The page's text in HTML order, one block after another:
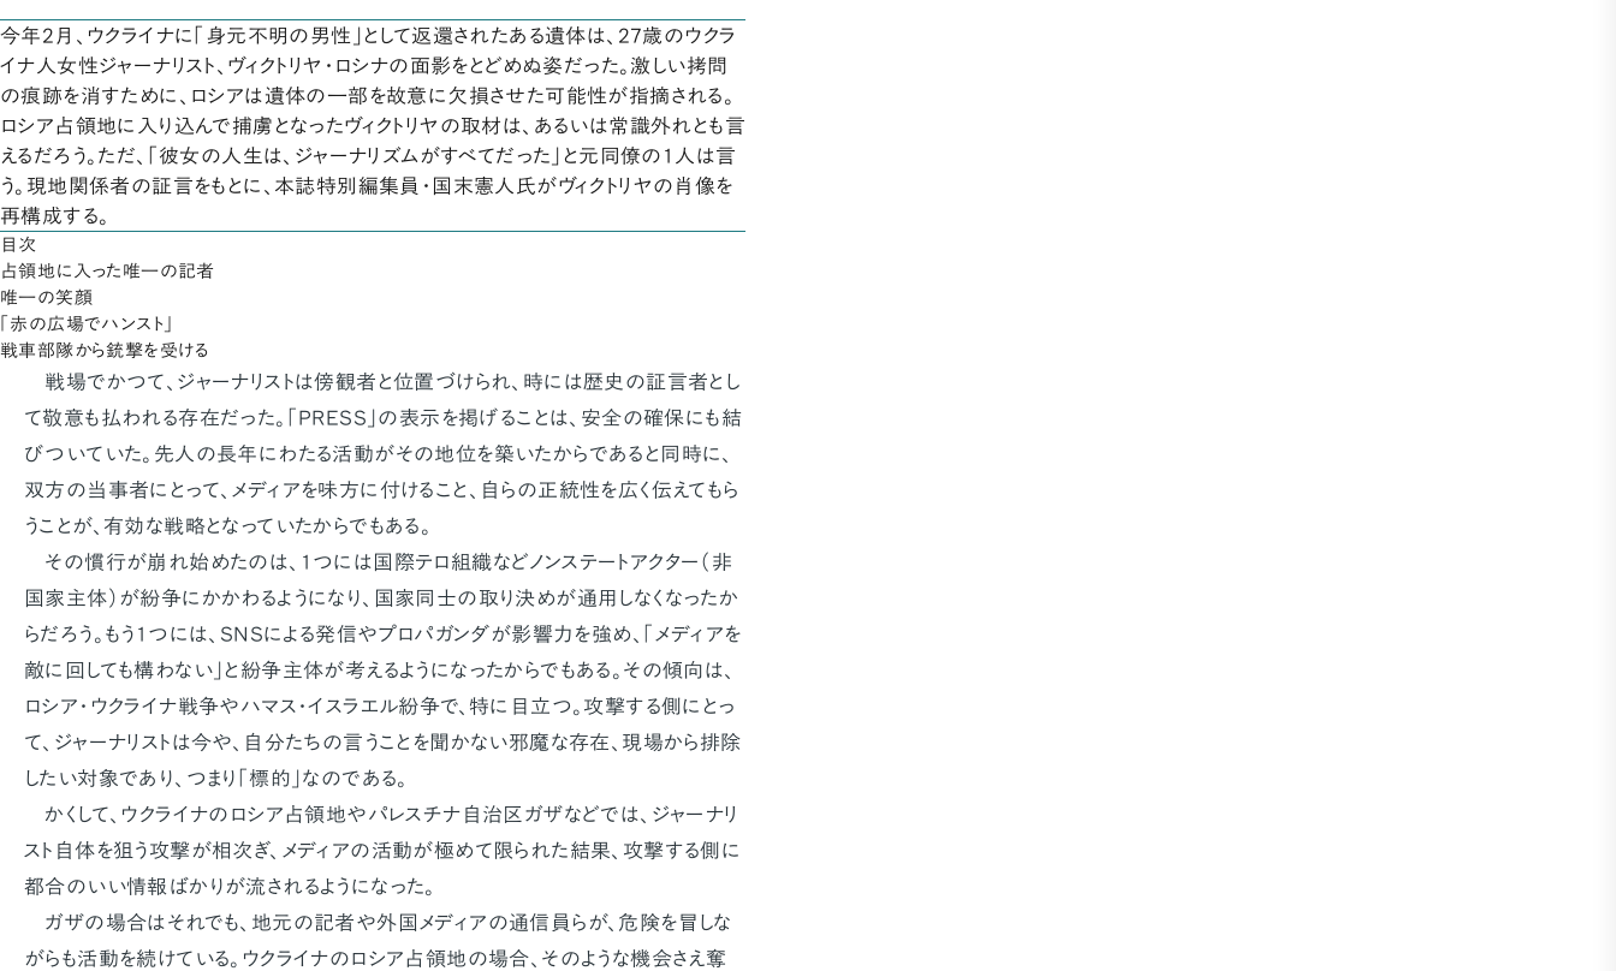
今年2月、ウクライナに「身元不明の男性」として返還されたある遺体は、27歳のウクラ
イナ人女性ジャーナリスト、ヴィクトリヤ・ロシナの面影をとどめぬ姿だった。激しい拷問
の痕跡を消すために、ロシアは遺体の一部を故意に欠損させた可能性が指摘される。
ロシア占領地に入り込んで捕虜となったヴィクトリヤの取材は、あるいは常識外れとも言
えるだろう。ただ、「彼女の人生は、ジャーナリズムがすべてだった」と元同僚の1人は言
う。現地関係者の証言をもとに、本誌特別編集員・国末憲人氏がヴィクトリヤの肖像を
再構成する。
目次
占領地に入った唯一の記者
唯一の笑顔
「赤の広場でハンスト」
戦車部隊から銃撃を受ける
戦場でかつて、ジャーナリストは傍観者と位置づけられ、時には歴史の証言者とし
て敬意も払われる存在だった。「PRESS」の表示を掲げることは、安全の確保にも結
びついていた。先人の長年にわたる活動がその地位を築いたからであると同時に、
双方の当事者にとって、メディアを味方に付けること、自らの正統性を広く伝えてもら
うことが、有効な戦略となっていたからでもある。
その慣行が崩れ始めたのは、1つには国際テロ組織などノンステートアクター（非
国家主体）が紛争にかかわるようになり、国家同士の取り決めが通用しなくなったか
らだろう。もう1つには、SNSによる発信やプロパガンダが影響力を強め、「メディアを
敵に回しても構わない」と紛争主体が考えるようになったからでもある。その傾向は、
ロシア・ウクライナ戦争やハマス・イスラエル紛争で、特に目立つ。攻撃する側にとっ
て、ジャーナリストは今や、自分たちの言うことを聞かない邪魔な存在、現場から排除
したい対象であり、つまり「標的」なのである。
かくして、ウクライナのロシア占領地やパレスチナ自治区ガザなどでは、ジャーナリ
スト自体を狙う攻撃が相次ぎ、メディアの活動が極めて限られた結果、攻撃する側に
都合のいい情報ばかりが流されるようになった。
ガザの場合はそれでも、地元の記者や外国メディアの通信員らが、危険を冒しな
がらも活動を続けている。ウクライナのロシア占領地の場合、そのような機会さえ奪